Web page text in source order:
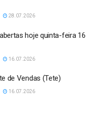
28.07.2026
hoje quinta-feira 16
16.07.2026
de Vendas (Tete)
16.07.2026